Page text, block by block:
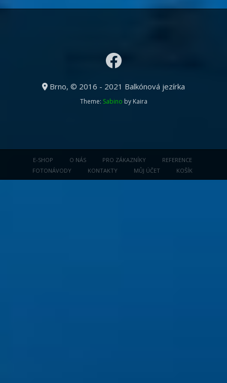
Brno, © 2016 - 2021 Balkónová jezírka
Theme: Sabino by Kaira
E-SHOP O NÁS PRO ZÁKAZNÍKY
REFERENCE
FOTONÁVODY
KONTAKTY MŮJ ÚČET KOŠÍK